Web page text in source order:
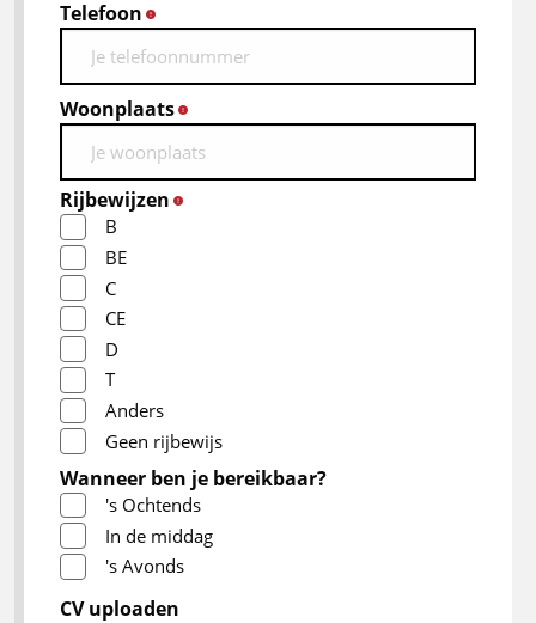
Telefoon
Woonplaats
Rijbewijzen
B
BE
C
CE
D
T
Anders
Geen rijbewijs
Wanneer ben je bereikbaar?
's Ochtends
In de middag
's Avonds
CV uploaden